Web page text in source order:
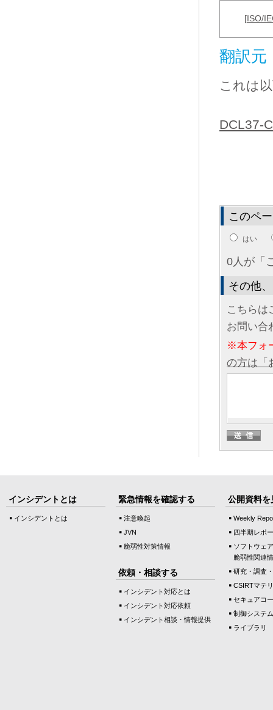
[ISO/
翻訳元
これは
DCL37-
このペ
はい
0人が「
その他
こちらは
お問い合
※本フォ
の方は「
インシデントとは
インシデントとは
緊急情報を確認する
注意喚起
JVN
脆弱性対策情報
依頼・相談する
インシデント対応とは
インシデント対応依頼
インシデント相談・情報提供
公開資料を
Weekly
四半期レポ
ソフトウェ
脆弱性関連
研究・調査
CSIRTマテ
セキュアコ
制御システ
ライブラリ